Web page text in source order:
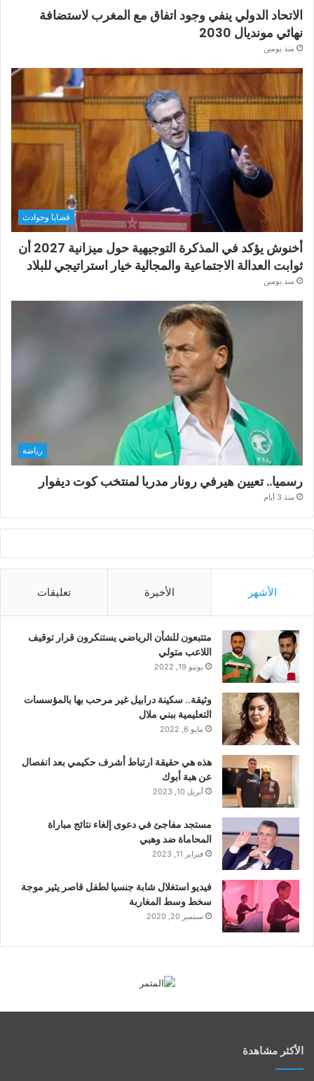
الاتحاد الدولي ينفي وجود اتفاق مع المغرب لاستضافة
نهائي مونديال 2030
منذ يومين
قضايا وحوادث
أخنوش يؤكد في المذكرة التوجيهية حول ميزانية 2027 أن
ثوابت العدالة الاجتماعية والمجالية خيار استراتيجي للبلاد
منذ يومين
رياضة
رسميا.. تعيين هيرفي رونار مدربا لمنتخب كوت ديفوار
منذ 3 أيام
الأشهر الأخيرة تعليقات
متتبعون للشأن الرياضي يستنكرون قرار توقيف
اللاعب متولي
يونيو 19, 2022
وثيقة.. سكينة درابيل غير مرحب بها بالمؤسسات
التعليمية ببني ملال
مايو 6, 2022
هذه هي حقيقة ارتباط أشرف حكيمي بعد انفصال
عن هبة أبوك
أبريل 10, 2023
مستجد مفاجئ في دعوى إلغاء نتائج مباراة
المحاماة ضد وهبي
فبراير 11, 2023
فيديو استغلال شابة جنسيا لطفل قاصر يثير موجة
سخط وسط المغاربة
سبتمبر 20, 2020
الأكثر مشاهدة